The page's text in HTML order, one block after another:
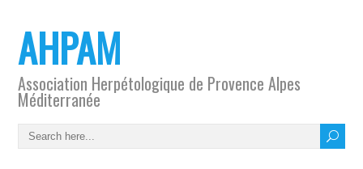
AHPAM
Association Herpétologique de Provence Alpes
Méditerranée